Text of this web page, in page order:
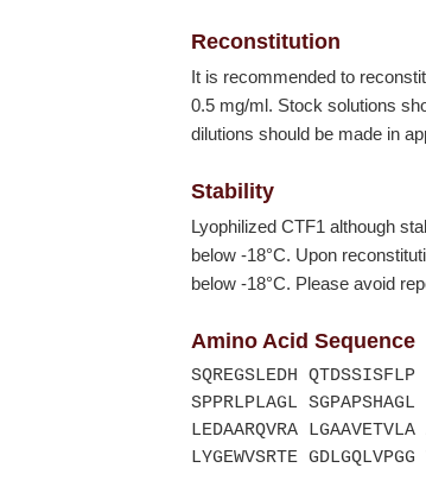
Reconstitution
It is recommended to
0.5 mg/ml. Stock solutions
dilutions should be made in
Stability
Lyophilized CTF1 although
below-18°C. Upon
below-18°C. Please avoid
Amino Acid Sequence
SQREGSLEDH
SPPRLPLAGL
LEDAARQVRA
LYGEWVSRTE GDLGQLVPGG